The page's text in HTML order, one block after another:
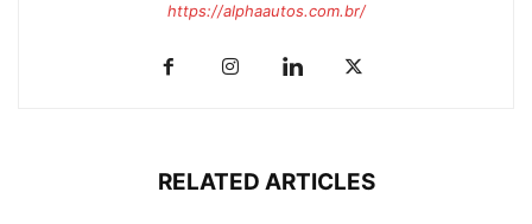
https://alphaautos.com.br/
RELATED ARTICLES